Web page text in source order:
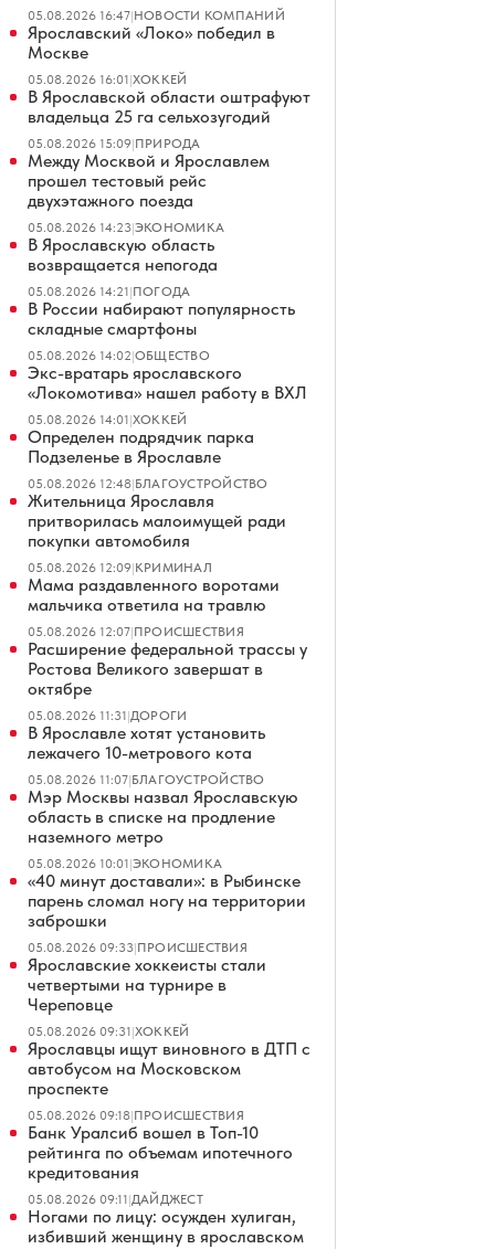
05.08.2026 16:47|НОВОСТИ КОМПАНИЙ
Ярославский «Локо» победил в
Москве
05.08.2026 16:01|ХОККЕЙ
В Ярославской области оштрафуют
владельца 25 га сельхозугодий
05.08.2026 15:09|ПРИРОДА
Между Москвой и Ярославлем
прошел тестовый рейс
двухэтажного поезда
05.08.2026 14:23|ЭКОНОМИКА
В Ярославскую область
возвращается непогода
05.08.2026 14:21|ПОГОДА
В России набирают популярность
складные смартфоны
05.08.2026 14:02|ОБЩЕСТВО
Экс-вратарь ярославского
«Локомотива» нашел работу в ВХЛ
05.08.2026 14:01|ХОККЕЙ
Определен подрядчик парка
Подзеленье в Ярославле
05.08.2026 12:48|БЛАГОУСТРОЙСТВО
Жительница Ярославля
притворилась малоимущей ради
покупки автомобиля
05.08.2026 12:09|КРИМИНАЛ
Мама раздавленного воротами
мальчика ответила на травлю
05.08.2026 12:07|ПРОИСШЕСТВИЯ
Расширение федеральной трассы у
Ростова Великого завершат в
октябре
05.08.2026 11:31|ДОРОГИ
В Ярославле хотят установить
лежачего 10-метрового кота
05.08.2026 11:07|БЛАГОУСТРОЙСТВО
Мэр Москвы назвал Ярославскую
область в списке на продление
наземного метро
05.08.2026 10:01|ЭКОНОМИКА
«40 минут доставали»: в Рыбинске
парень сломал ногу на территории
заброшки
05.08.2026 09:33|ПРОИСШЕСТВИЯ
Ярославские хоккеисты стали
четвертыми на турнире в
Череповце
05.08.2026 09:31|ХОККЕЙ
Ярославцы ищут виновного в ДТП с
автобусом на Московском
проспекте
05.08.2026 09:18|ПРОИСШЕСТВИЯ
Банк Уралсиб вошел в Топ-10
рейтинга по объемам ипотечного
кредитования
05.08.2026 09:11|ДАЙДЖЕСТ
Ногами по лицу: осужден хулиган,
избивший женщину в ярославском